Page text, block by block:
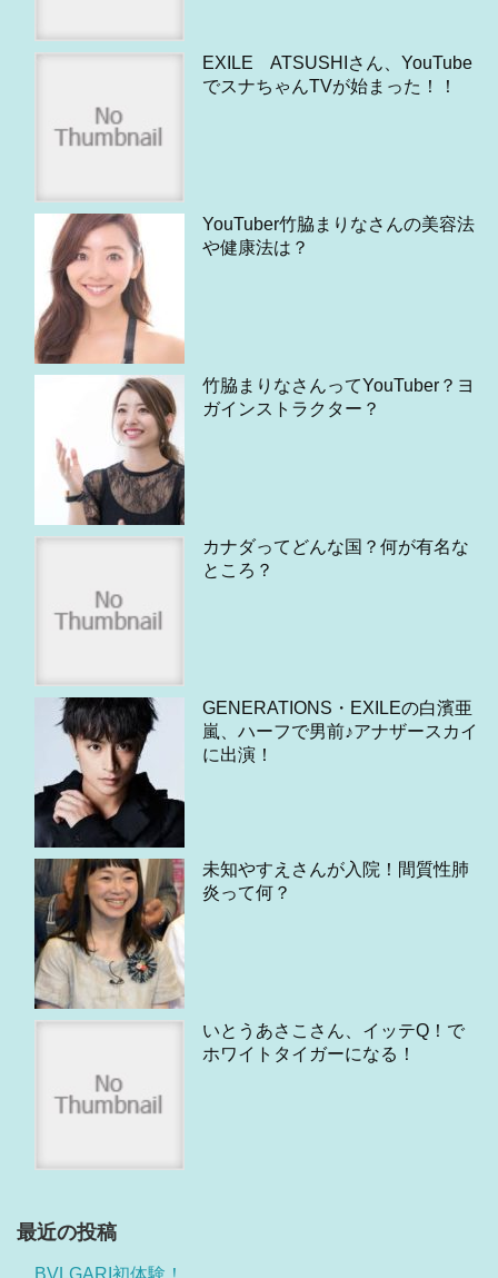
EXILE ATSUSHIさん、YouTube
でスナちゃんTVが始まった！！
YouTuber竹脇まりなさんの美容法
や健康法は？
竹脇まりなさんってYouTuber？ヨ
ガインストラクター？
カナダってどんな国？何が有名な
ところ？
GENERATIONS・EXILEの白濱亜
嵐、ハーフで男前♪アナザースカイ
に出演！
未知やすえさんが入院！間質性肺
炎って何？
いとうあさこさん、イッテQ！で
ホワイトタイガーになる！
最近の投稿
BVLGARI初体験！